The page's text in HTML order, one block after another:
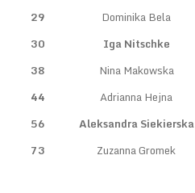
29
Dominika Bela
30
Iga Nitschke
38
Nina Makowska
44
Adrianna Hejna
56
Aleksandra Siekierska
73
Zuzanna Gromek